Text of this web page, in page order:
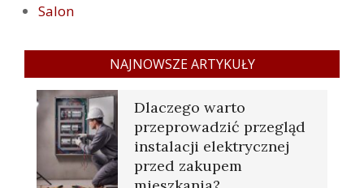
Salon
NAJNOWSZE ARTYKUŁY
Dlaczego warto
przeprowadzić przegląd
instalacji elektrycznej
przed zakupem